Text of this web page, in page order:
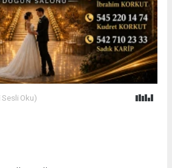
Sesli Oku)